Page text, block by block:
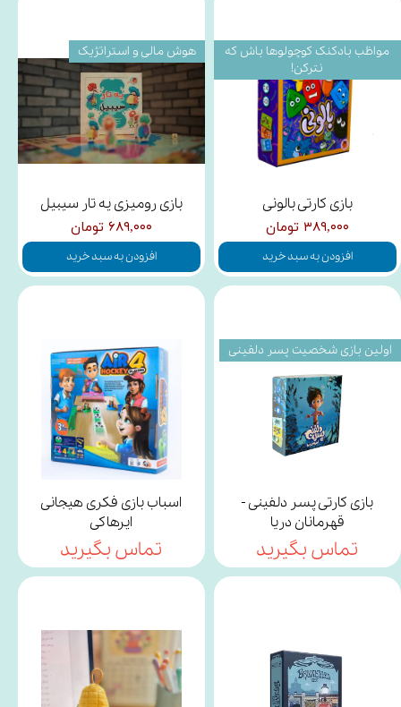
بازی کارتی بالونی
۳۸۹,۰۰۰ تومان
افزودن به سبد خرید
مواظب بادکنک کوچولوها باش که
نترکن!
بازی رومیزی یه تار سیبیل
۶۸۹,۰۰۰ تومان
افزودن به سبد خرید
هوش مالی و استراتژیک
بازی کارتی پسر دلفینی -
قهرمانان دریا
تماس بگیرید
اولین بازی شخصیت پسر دلفینی
اسباب بازی فکری هیجانی
ایرهاکی
تماس بگیرید